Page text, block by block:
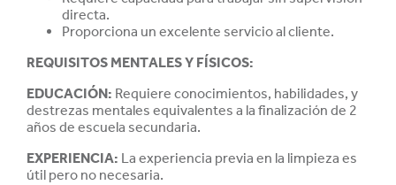
directa.
Proporciona un excelente servicio al cliente.
REQUISITOS MENTALES Y FÍSICOS:
EDUCACIÓN: Requiere conocimientos, habilidades, y
destrezas mentales equivalentes a la finalización de 2
años de escuela secundaria.
EXPERIENCIA: La experiencia previa en la limpieza es
útil pero no necesaria.